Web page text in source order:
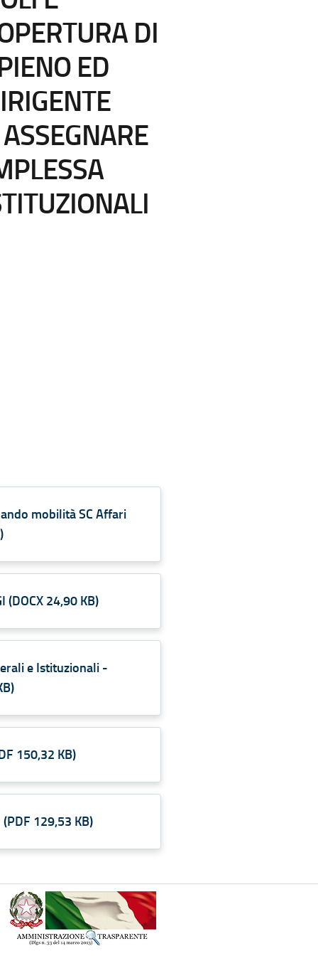
DI
ED
mobilità SC Affari
)
(DOCX 24,90 KB)
e Istituzionali -
)
150,32 KB)
(PDF 129,53 KB)